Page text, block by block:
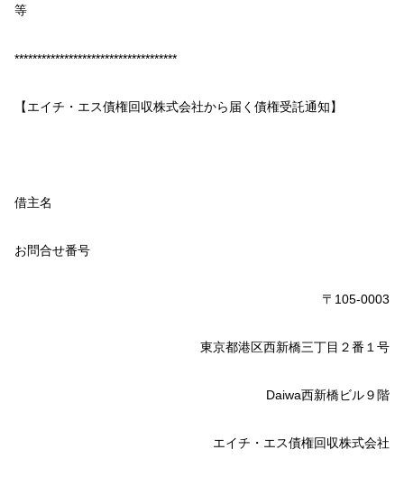
等
************************************
【エイチ・エス債権回収株式会社から届く債権受託通知】
借主名
お問合せ番号
〒105-0003
東京都港区西新橋三丁目２番１号
Daiwa西新橋ビル９階
エイチ・エス債権回収株式会社